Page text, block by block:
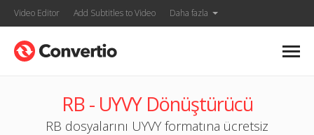
Video Editor Add Subtitles to Video Daha fazla
RB - UYVY Dönüştürücü
RB dosyalarını UYVY formatına ücretsiz